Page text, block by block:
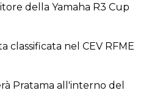
della Yamaha R3 Cup
classificata nel CEV RFME
Pratama all'interno del